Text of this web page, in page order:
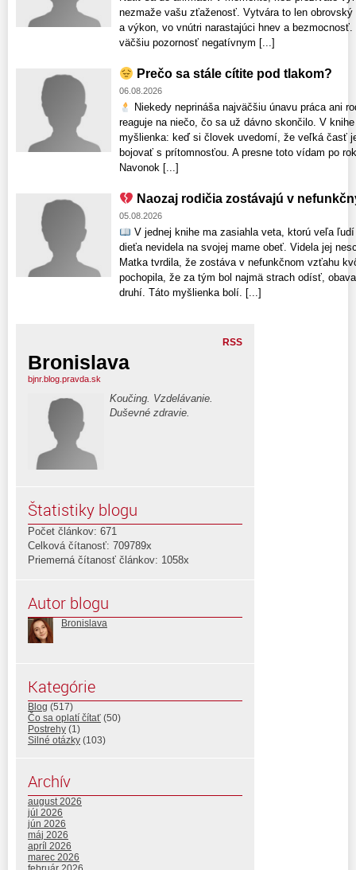
nezmaže vašu zťaženosť. Vytvára to len
a výkon, vo vnútri narastajúci hnev a bezmocnosť.
väčšiu pozornosť negatívnym [...]
Prečo sa stále cítite pod tlakom?
06.08.2026
Niekedy neprináša najväčšiu únavu práca ani
reaguje na niečo, čo sa už dávno skončilo. V
myšlienka: keď si človek uvedomí, že veľká časť
bojovať s prítomnosťou. A presne toto vídam po
Navonok [...]
Naozaj rodičia zostávajú v
05.08.2026
V jednej knihe ma zasiahla veta, ktorú veľa
dieťa nevidela na svojej mame obeť. Videla jej
Matka tvrdila, že zostáva v nefunkčnom vzťahu
pochopila, že za tým bol najmä strach odísť,
druhí. Táto myšlienka bolí. [...]
RSS
Bronislava
bjnr.blog.pravda.sk
Koučing. Vzdelávanie.
Duševné zdravie.
Štatistiky blogu
Počet článkov: 671
Celková čítanosť: 709789x
Priemerná čítanosť článkov: 1058x
Autor blogu
Bronislava
Kategórie
Blog (517)
Čo sa oplatí čítať (50)
Postrehy (1)
Silné otázky (103)
Archív
august 2026
júl 2026
jún 2026
máj 2026
apríl 2026
marec 2026